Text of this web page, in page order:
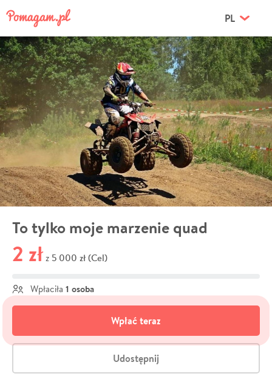
PL
To tylko moje marzenie quad
2 zł z 5 000 zł (Cel)
Wpłaciła 1 osoba
Wpłać teraz
Udostępnij